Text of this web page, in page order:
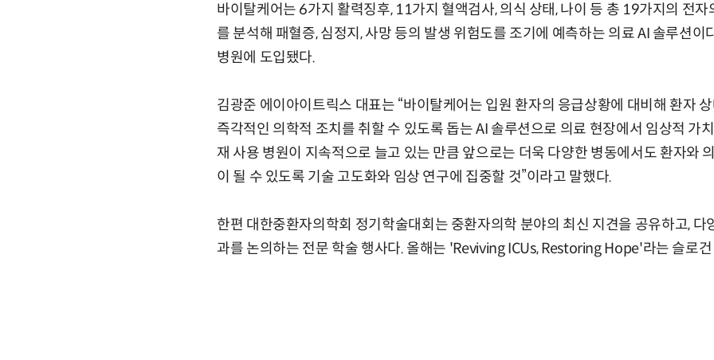
바이탈케어는 6가지 활력징후, 11가지 혈액검사, 의식 상태, 나이 등 총 19가지의 전자
를 분석해 패혈증, 심정지, 사망 등의 발생 위험도를 조기에 예측하는 의료 AI 솔루션
병원에 도입됐다.
김광준 에이아이트릭스 대표는 “바이탈케어는 입원 환자의 응급상황에 대비해 환자 상
즉각적인 의학적 조치를 취할 수 있도록 돕는 AI 솔루션으로 의료 현장에서 임상적 가
재 사용 병원이 지속적으로 늘고 있는 만큼 앞으로는 더욱 다양한 병동에서도 환자와
이 될 수 있도록 기술 고도화와 임상 연구에 집중할 것”이라고 말했다.
한편 대한중환자의학회 정기학술대회는 중환자의학 분야의 최신 지견을 공유하고, 다
과를 논의하는 전문 학술 행사다. 올해는 'Reviving ICUs, Restoring Hope'라는 슬로